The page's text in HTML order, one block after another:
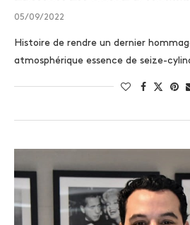
05/09/2022
Histoire de rendre un dernier
atmosphérique essence de seize-